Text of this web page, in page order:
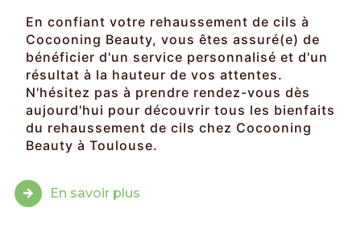
En confiant votre rehaussement de cils à
Cocooning Beauty, vous êtes assuré(e) de
bénéficier d'un service personnalisé et d'un
résultat à la hauteur de vos attentes.
N'hésitez pas à prendre rendez-vous dès
aujourd'hui pour découvrir tous les bienfaits
du rehaussement de cils chez Cocooning
Beauty à Toulouse.
En savoir plus